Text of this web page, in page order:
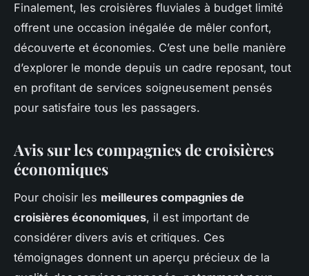
Finalement, les croisières fluviales à budget limité
offrent une occasion inégalée de mêler confort,
découverte et économies. C’est une belle manière
d’explorer le monde depuis un cadre reposant, tout
en profitant de services soigneusement pensés
pour satisfaire tous les passagers.
Avis sur les compagnies de croisières
économiques
Pour choisir les meilleures compagnies de
croisières économiques, il est important de
considérer divers avis et critiques. Ces
témoignages donnent un aperçu précieux de la